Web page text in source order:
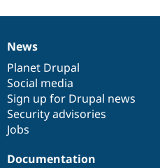
News
items
News
Planet Drupal
Social media
Sign up for Drupal news
Security advisories
Jobs
Our
community
Documentation
Documentation
Drupal
code
base
Governance
of
community